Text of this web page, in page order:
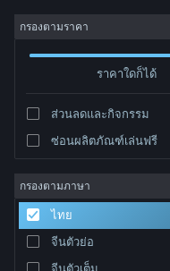
เข้าสู่ระบบ
ชุมชน
เกี่ยวกับ
ฝ่ายสนับสนุน
กรองตามราคา
ราคาใดก็ได้
ส่วนลดและกิจกรรม
ซ่อนผลิตภัณฑ์เล่นฟรี
กรองตามภาษา
ไทย
จีนตัวย่อ
ผู้จัดจำหน่าย: BINGOBELL
จัดเรียงตาม